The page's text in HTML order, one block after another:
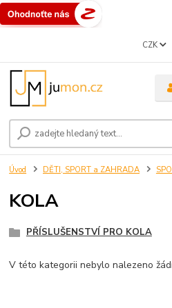
CZK
Úvod DĚTI, SPORT a ZAHRADA
KOLA
PŘÍSLUŠENSTVÍ PRO KOLA
V této kategorii nebylo nalezeno